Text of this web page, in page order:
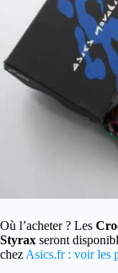
Où l’acheter ? Les
Styrax seront
chez Asics.fr : voir les